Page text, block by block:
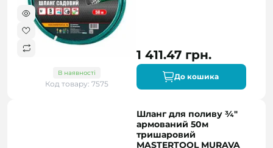
В наявності
Код товару: 7575
1 411.47 грн.
До кошика
Шланг для поливу ¾"
армований 50м
тришаровий
MASTERTOOL MURAVA